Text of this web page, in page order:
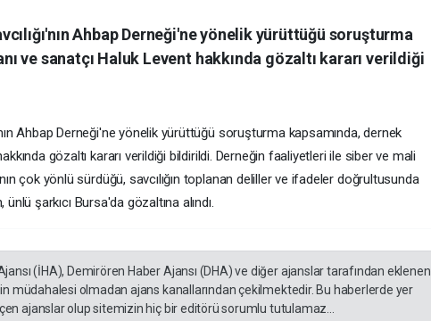
Ahbap Derneği'ne yönelik yürüttüğü soruşturma
ve sanatçı Haluk Levent hakkında gözaltı kararı verildiği
Ahbap Derneği'ne yönelik yürüttüğü soruşturma kapsamında, dernek
gözaltı kararı verildiği bildirildi. Derneğin faaliyetleri ile siber ve mali
çok yönlü sürdüğü, savcılığın toplanan deliller ve ifadeler doğrultusunda
şarkıcı Bursa'da gözaltına alındı.
(İHA), Demirören Haber Ajansı (DHA) ve diğer ajanslar tarafından eklenen
müdahalesi olmadan ajans kanallarından çekilmektedir. Bu haberlerde yer
ajanslar olup sitemizin hiç bir editörü sorumlu tutulamaz...